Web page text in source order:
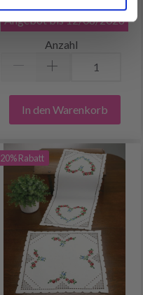
Angebot bis 12/08/2026
Anzahl
In den Warenkorb
20% Rabatt